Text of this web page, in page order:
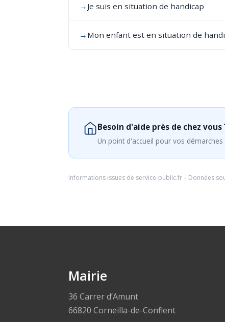
→ Je suis en situation de handicap
→ Mon enfant est en situation de
Besoin d'aide près de chez vous
Un point d'accueil pour vos
Informations issues de service-public.fr– Données
Mairie
36 Carrer d’Amunt
66820 Corneilla-de-Conflent